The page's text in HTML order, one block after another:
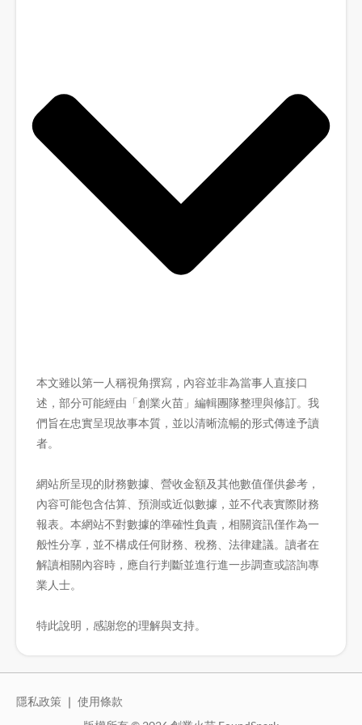
本文雖以第一人稱視角撰寫，內容並非為當事人直接口
述，部分可能經由「創業火苗」編輯團隊整理與修訂。我
們旨在忠實呈現故事本質，並以清晰流暢的形式傳達予讀
者。
網站所呈現的財務數據、營收金額及其他數值僅供參考，
內容可能包含估算、預測或近似數據，並不代表實際財務
報表。本網站不對數據的準確性負責，相關資訊僅作為一
般性分享，並不構成任何財務、稅務、法律建議。讀者在
解讀相關內容時，應自行判斷並進行進一步調查或諮詢專
業人士。
特此說明，感謝您的理解與支持。
隱私政策 ｜ 使用條款